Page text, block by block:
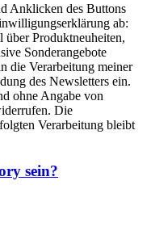
Anklicken des Buttons
ab:
über Produktneuheiten,
Sonderangebote
die Verarbeitung meiner
des Newsletters ein.
ohne Angabe von
Die
Verarbeitung bleibt
sein?